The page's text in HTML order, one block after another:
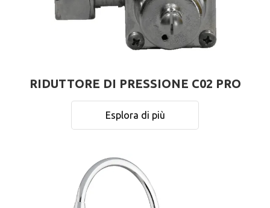
RIDUTTORE DI PRESSIONE C02 PRO
Esplora di più